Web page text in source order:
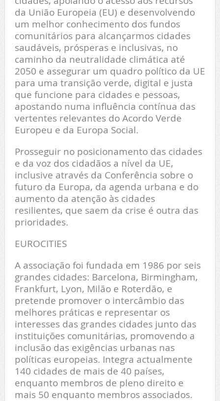
da União Europeia (EU) e desenvolvendo
um melhor conhecimento dos fundos
comunitários para alcançarmos cidades
saudáveis, prósperas e inclusivas, no
caminho da neutralidade climática até
2050 e assegurar um quadro político da UE
para uma transição verde, digital e justa
que funcione para cidades e pessoas,
apostando numa influência contínua das
vertentes relevantes do Acordo Verde
Europeu e da Europa Social.
Prosseguir no posicionamento das cidades
e da voz dos cidadãos a nível da UE,
inclusive através da Conferência sobre o
futuro da Europa, da agenda urbana e do
aumento da atenção às cidades
resilientes, que saem da crise é outra das
prioridades.
EUROCITIES
A associação foi fundada em 1986 por seis
grandes cidades: Barcelona, Birmingham,
Frankfurt, Lyon, Milão e Roterdão, e
pretende promover o intercâmbio das
melhores práticas e representar os
interesses das grandes cidades junto das
instituições comunitárias, promovendo a
inclusão das exigências urbanas nas
políticas europeias. Integra actualmente
140 cidades de mais de 40 países,
enquanto membros de pleno direito e
mais 50 enquanto membros associados.